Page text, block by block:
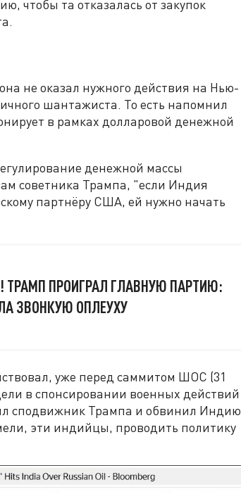
чтобы та отказалась от закупок
не оказал нужного действия на Нью-
шантажиста. То есть напомнил
в рамках долларовой денежной
денежной массы
советника Трампа, "если Индия
партнёру США, ей нужно начать
ПРОИГРАЛ ГЛАВНУЮ ПАРТИЮ:
ЗВОНКУЮ ОПЛЕУХУ
уже перед саммитом ШОС (31
в спонсировании военных действий
сподвижник Трампа и обвинил Индию
эти индийцы, проводить политику